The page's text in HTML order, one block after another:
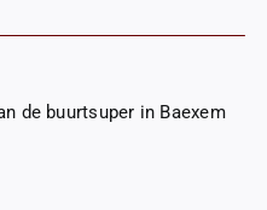
de buurtsuper in Baexem